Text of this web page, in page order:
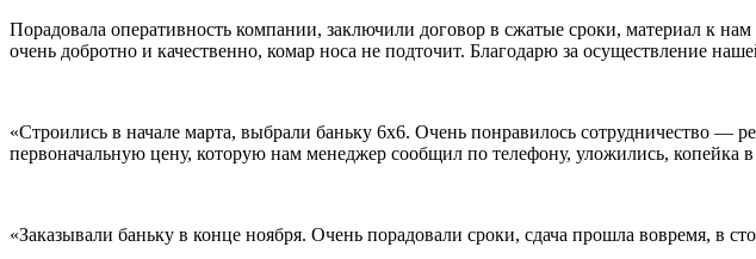
Порадовала оперативность компании, заключили договор в сжатые сроки, материал к
очень добротно и качественно, комар носа не подточит. Благодарю за осуществление
«Строились в начале марта, выбрали баньку 6х6. Очень понравилось сотрудничество
первоначальную цену, которую нам менеджер сообщил по телефону, уложились, копейка
«Заказывали баньку в конце ноября. Очень порадовали сроки, сдача прошла вовремя, в